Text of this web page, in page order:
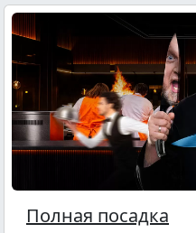
Полная посадка